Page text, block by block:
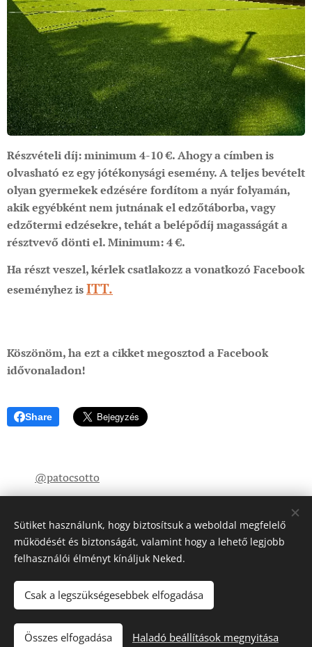
Részvételi díj: minimum 4-10 €. Ahogy a címben is
olvasható ez egy jótékonysági esemény. A teljes bevételt
olyan gyermekek edzésére fordítom a nyár folyamán,
akik egyébként nem jutnának el edzőtáborba, vagy
edzőtermi edzésekre, tehát a belépődíj magasságát a
résztvevő dönti el. Minimum: 4 €.
Ha részt veszel, kérlek csatlakozz a vonatkozó Facebook
eseményhez isITT.
Köszönöm, ha ezt a cikket megosztod a Facebook
idővonaladon!
Share
@patocsotto
© 2023 - 2026 Patócs Ottó blogja. Minden jog fenntartva.
YouTube: @patocsotto
https://patocsotto.com
Sütiket használunk, hogy biztosítsuk a weboldal megfelelő
működését és biztonságát, valamint hogy a lehető legjobb
felhasználói élményt kínáljuk Neked.
Csak a legszükségesebbek elfogadása
Összes elfogadása Haladó beállítások megnyitása